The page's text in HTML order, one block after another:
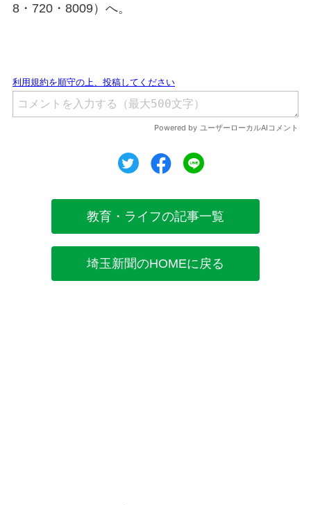
8・720・8009）へ。
ツイートシェア
教育・ライフの記事一覧
埼玉新聞のHOMEに戻る